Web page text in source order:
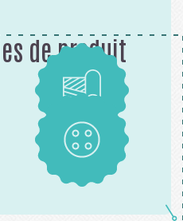
de produit
Tissus
Boutons